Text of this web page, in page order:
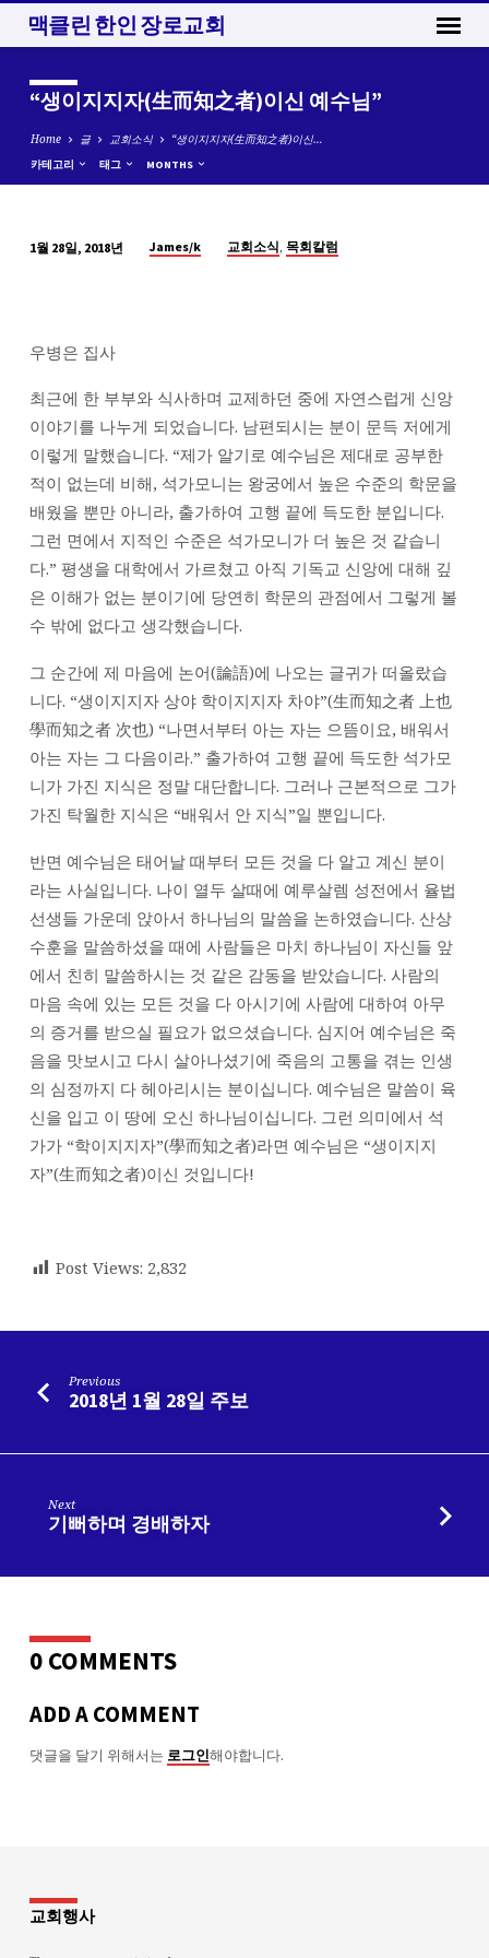
맥클린 한인 장로교회
“생이지지자(生而知之者)이신 예수님”
Home 글 교회소식 “생이지지자(生而知之者)이신…
카테고리 태그 MONTHS
지
(生
而
知
之
者)
이
신
예
수
님”
1월 28일, 2018년 James/k 교회소식,목회칼럼
우병은 집사
최근에 한 부부와 식사하며 교제하던 중에 자연스럽게 신앙
이야기를 나누게 되었습니다. 남편되시는 분이 문득 저에게
이렇게 말했습니다. “제가 알기로 예수님은 제대로 공부한
적이 없는데 비해, 석가모니는 왕궁에서 높은 수준의 학문을
배웠을 뿐만 아니라, 출가하여 고행 끝에 득도한 분입니다.
그런 면에서 지적인 수준은 석가모니가 더 높은 것 같습니
다.” 평생을 대학에서 가르쳤고 아직 기독교 신앙에 대해 깊
은 이해가 없는 분이기에 당연히 학문의 관점에서 그렇게 볼
수 밖에 없다고 생각했습니다.
그 순간에 제 마음에 논어(論語)에 나오는 글귀가 떠올랐습
니다. “생이지지자 상야 학이지지자 차야”(生而知之者 上也
學而知之者 次也) “나면서부터 아는 자는 으뜸이요, 배워서
아는 자는 그 다음이라.” 출가하여 고행 끝에 득도한 석가모
니가 가진 지식은 정말 대단합니다. 그러나 근본적으로 그가
가진 탁월한 지식은 “배워서 안 지식”일 뿐입니다.
반면 예수님은 태어날 때부터 모든 것을 다 알고 계신 분이
라는 사실입니다. 나이 열두 살때에 예루살렘 성전에서 율법
선생들 가운데 앉아서 하나님의 말씀을 논하였습니다. 산상
수훈을 말씀하셨을 때에 사람들은 마치 하나님이 자신들 앞
에서 친히 말씀하시는 것 같은 감동을 받았습니다. 사람의
마음 속에 있는 모든 것을 다 아시기에 사람에 대하여 아무
의 증거를 받으실 필요가 없으셨습니다. 심지어 예수님은 죽
음을 맛보시고 다시 살아나셨기에 죽음의 고통을 겪는 인생
의 심정까지 다 헤아리시는 분이십니다. 예수님은 말씀이 육
신을 입고 이 땅에 오신 하나님이십니다. 그런 의미에서 석
가가 “학이지지자”(學而知之者)라면 예수님은 “생이지지
자”(生而知之者)이신 것입니다!
Post Views: 2,832
Previous
2018년 1월 28일 주보
Next
기뻐하며 경배하자
0 COMMENTS
ADD A COMMENT
댓글을 달기 위해서는 로그인해야합니다.
교회행사